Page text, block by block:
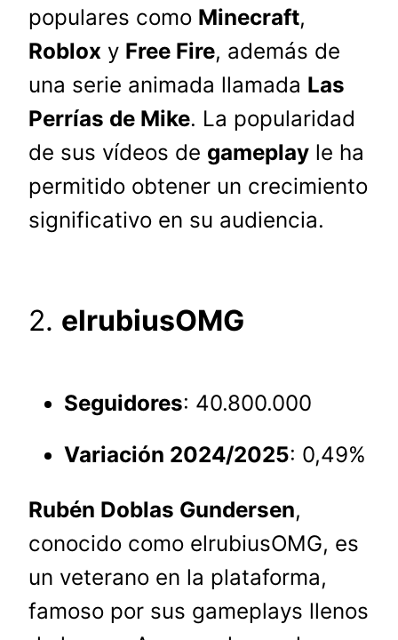
populares como Minecraft,
Roblox y Free Fire, además de
una serie animada llamada Las
Perrí­as de Mike. La popularidad
de sus vídeos de gameplay le ha
permitido obtener un crecimiento
significativo en su audiencia.
2. elrubiusOMG
Seguidores: 40.800.000
Variación 2024/2025: 0,49%
Rubén Doblas Gundersen,
conocido como elrubiusOMG, es
un veterano en la plataforma,
famoso por sus gameplays llenos